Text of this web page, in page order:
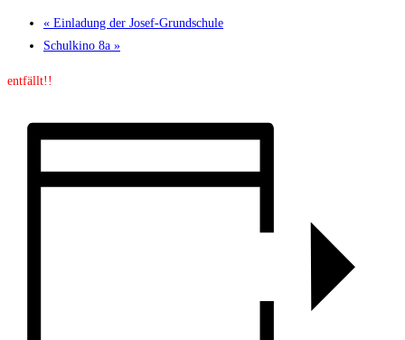
« Einladung der Josef-Grund­schule
Schulkino 8a »
entfällt!!